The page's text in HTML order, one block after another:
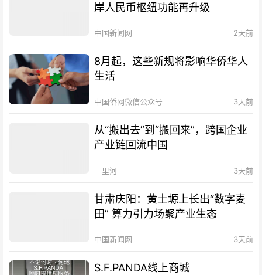
岸人民币枢纽功能再升级
中国新闻网 2天前
8月起，这些新规将影响华侨华人
生活
中国侨网微信公众号 3天前
从“搬出去”到“搬回来”，跨国企业
产业链回流中国
三里河 3天前
甘肃庆阳：黄土塬上长出“数字麦
田” 算力引力场聚产业生态
中国新闻网 3天前
S.F.PANDA线上商城